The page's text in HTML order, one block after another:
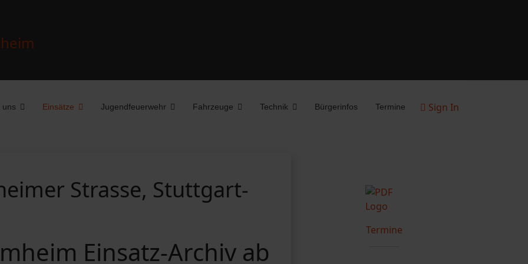
uns Einsätze Jugendfeuerwehr Fahrzeuge Technik Bürgerinfos Termine Sign In
Einsatz-Archiv ab
Strasse, Stuttgart-
Termine